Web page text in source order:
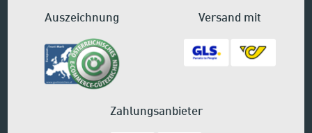
Auszeichnung Versand mit
Zahlungsanbieter